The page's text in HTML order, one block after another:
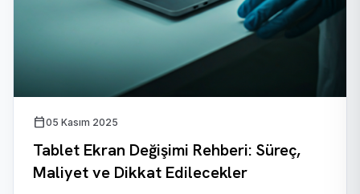
calendar_today05 Kasım 2025
Tablet Ekran Değişimi Rehberi: Süreç,
Maliyet ve Dikkat Edilecekler